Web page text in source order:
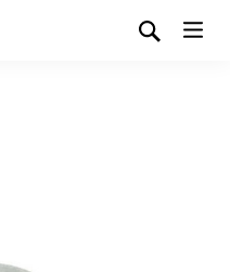
Anilha de Chapa